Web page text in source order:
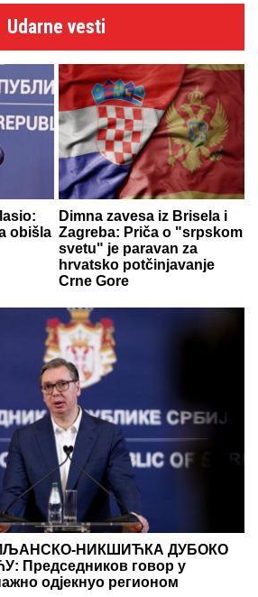
Udarne vesti
obišla
Dimna zavesa iz Brisela i
Zagreba: Priča o "srpskom
svetu" je paravan za
hrvatsko potčinjavanje
Crne Gore
НИКШИЋКА ДУБОКО
Председников говор у
одјекнуо регионом